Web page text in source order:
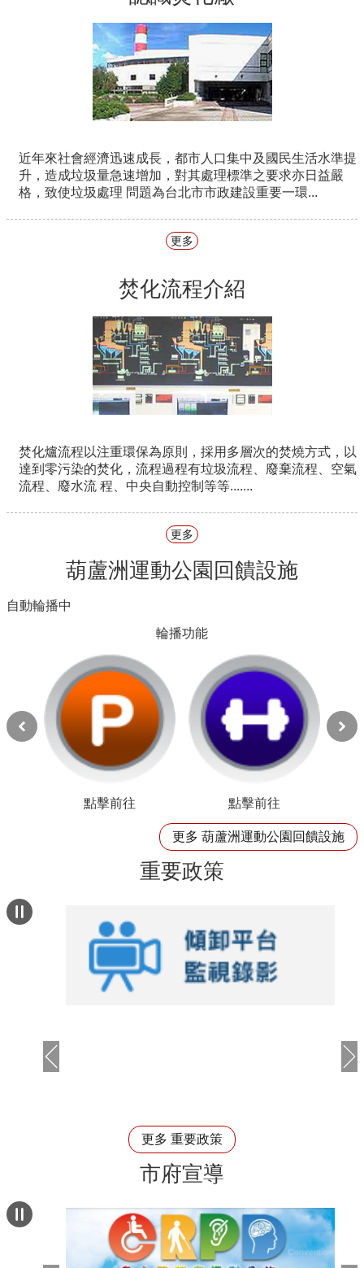
近年來社會經濟迅速成長，都市人口集中及國民生活水準提
升，造成垃圾量急速增加，對其處理標準之要求亦日益嚴
格，致使垃圾處理 問題為台北市市政建設重要一環...
更多
焚化流程介紹
焚化爐流程以注重環保為原則，採用多層次的焚燒方式，以
達到零污染的焚化，流程過程有垃圾流程、廢棄流程、空氣
流程、廢水流 程、中央自動控制等等.......
更多
葫蘆洲運動公園回饋設施
自動輪播中
更多 葫蘆洲運動公園回饋設施
重要政策
更多 重要政策
市府宣導